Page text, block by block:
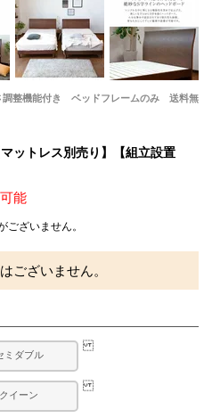
整機能付き ベッドフレームのみ 送料無
ットレス別売り】【組立設置
能
ございません。
ございません。
ミダブル
クイーン